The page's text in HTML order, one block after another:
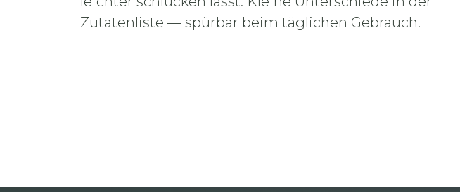
Zutatenliste — spürbar beim täglichen Gebrauch.